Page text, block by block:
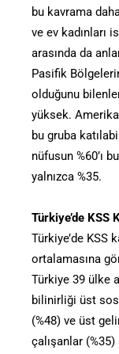
bu kavrama
ve ev kadınları
arasında da
Pasifik
olduğunu
yüksek.
bu gruba
nüfusun %60’ı
yalnızca %35.
Türkiye’de KSS
Türkiye’de KSS
ortalamasına
Türkiye 39 ülke
bilinirliği üst
(%48) ve üst
çalışanlar